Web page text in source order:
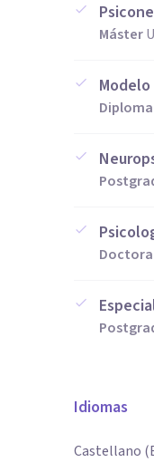
Máster
Idiomas
Castellano